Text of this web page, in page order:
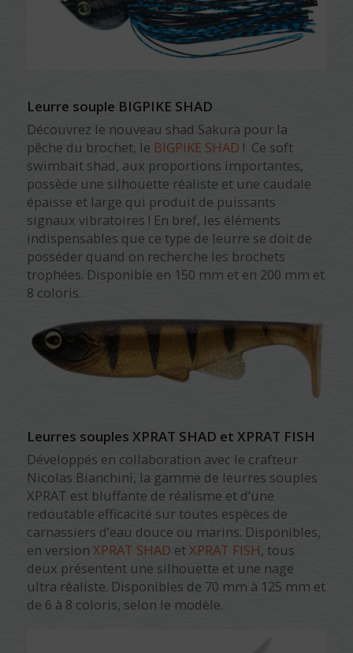
Leurre souple BIGPIKE SHAD
Découvrez le nouveau shad Sakura pour la
pêche du brochet, le BIGPIKE SHAD ! Ce soft
swimbait shad, aux proportions importantes,
possède une silhouette réaliste et une caudale
épaisse et large qui produit de puissants
signaux vibratoires ! En bref, les éléments
indispensables que ce type de leurre se doit de
posséder quand on recherche les brochets
trophées. Disponible en 150 mm et en 200 mm et
8 coloris.
Leurres souples XPRAT SHAD et XPRAT FISH
Développés en collaboration avec le crafteur
Nicolas Bianchini, la gamme de leurres souples
XPRAT est bluffante de réalisme et d’une
redoutable efficacité sur toutes espèces de
carnassiers d’eau douce ou marins. Disponibles,
en version XPRAT SHAD etXPRAT FISH, tous
deux présentent une silhouette et une nage
ultra réaliste. Disponibles de 70 mm à 125 mm et
de 6 à 8 coloris, selon le modèle.